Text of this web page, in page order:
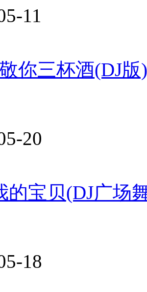
11
你三杯酒(DJ版)
20
的宝贝(DJ广场
18